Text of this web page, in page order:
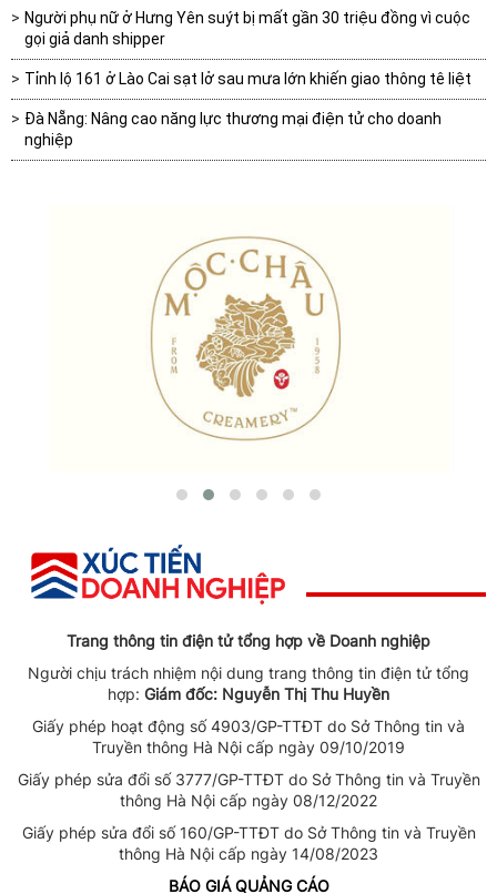
Người phụ nữ ở Hưng Yên suýt bị mất gần 30 triệu đồng vì cuộc
gọi giả danh shipper
Tỉnh lộ 161 ở Lào Cai sạt lở sau mưa lớn khiến giao thông tê liệt
Đà Nẵng: Nâng cao năng lực thương mại điện tử cho doanh
nghiệp
Trang thông tin điện tử tổng hợp về Doanh nghiệp
Người chịu trách nhiệm nội dung trang thông tin điện tử tổng
hợp: Giám đốc: Nguyễn Thị Thu Huyền
Giấy phép hoạt động số 4903/GP-TTĐT do Sở Thông tin và
Truyền thông Hà Nội cấp ngày 09/10/2019
Giấy phép sửa đổi số 3777/GP-TTĐT do Sở Thông tin và Truyền
thông Hà Nội cấp ngày 08/12/2022
Giấy phép sửa đổi số 160/GP-TTĐT do Sở Thông tin và Truyền
thông Hà Nội cấp ngày 14/08/2023
BÁO GIÁ QUẢNG CÁO